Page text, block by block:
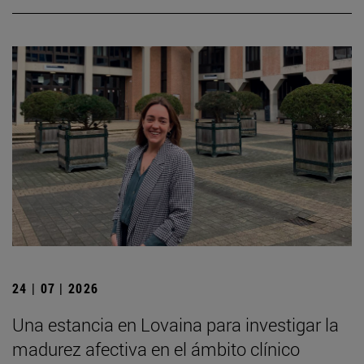
24 | 07 | 2026
Una estancia en Lovaina para investigar la
madurez afectiva en el ámbito clínico